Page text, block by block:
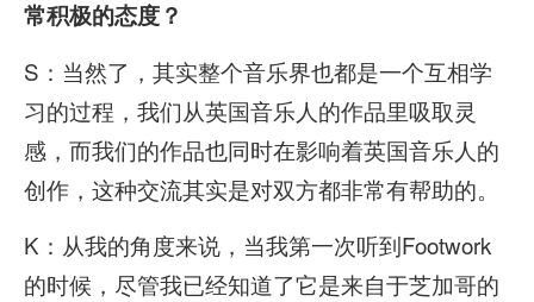
常积极的态度？
S：当然了，其实整个音乐界也都是一个互相学
习的过程，我们从英国音乐人的作品里吸取灵
感，而我们的作品也同时在影响着英国音乐人的
创作，这种交流其实是对双方都非常有帮助的。
K：从我的角度来说，当我第一次听到Footwork
的时候，尽管我已经知道了它是来自于芝加哥的